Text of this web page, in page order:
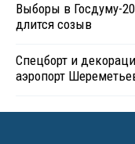
Выборы в Госдуму-
длится созыв
Спецборт и
аэропорт